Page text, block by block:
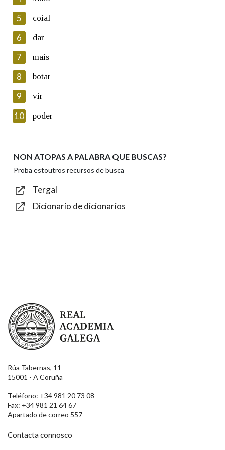
Lin e acepto as condicións da política de
Introduce o código que aparece na imaxe:
Texto de verificación
Enviar
5 coial
6 dar
7 mais
8 botar
9 vir
10 poder
NON ATOPAS A PALABRA QUE BUSCAS?
Proba estoutros recursos de busca
Tergal
Dicionario de dicionarios
Real Academia Galega
Rúa Tabernas, 11
15001 - A Coruña
Teléfono: +34 981 20 73 08
Fax: +34 981 21 64 67
Apartado de correo 557
Contacta connosco